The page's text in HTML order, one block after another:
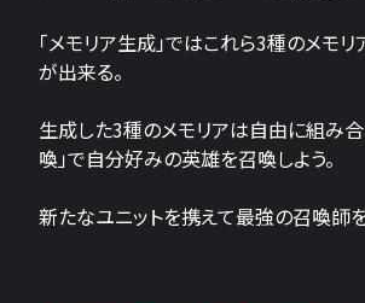
「メモリア生成」ではこれら3種のメモ
が出来る。
生成した3種のメモリアは自由に組み合
喚」で自分好みの英雄を召喚しよう。
新たなユニットを携えて最強の召喚師を